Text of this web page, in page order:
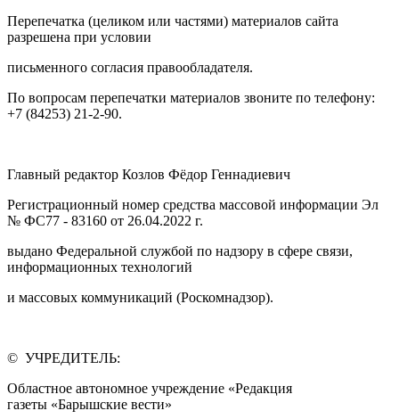
Перепечатка (целиком или частями) материалов сайта
разрешена при условии
письменного согласия правообладателя.
По вопросам перепечатки материалов звоните по телефону:
+7 (84253) 21-2-90.
Главный редактор Козлов Фёдор Геннадиевич
Регистрационный номер средства массовой информации Эл
№ ФС77 - 83160 от 26.04.2022 г.
выдано Федеральной службой по надзору в сфере связи,
информационных технологий
и массовых коммуникаций (Роскомнадзор).
© УЧРЕДИТЕЛЬ:
Областное автономное учреждение «Редакция
газеты «Барышские вести»